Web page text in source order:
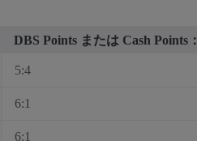
DBS Points または Cash Points
5:4
6:1
6:1